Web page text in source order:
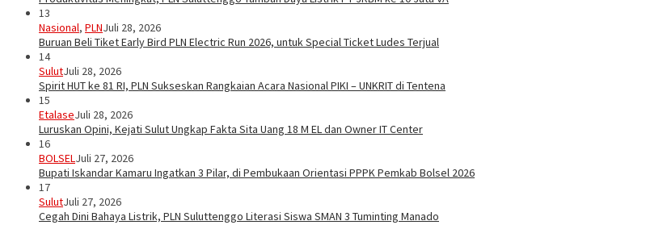
13
Nasional, PLNJuli 28, 2026
Buruan Beli Tiket Early Bird PLN Electric Run 2026, untuk Special Ticket Ludes Terjual
14
SulutJuli 28, 2026
Spirit HUT ke 81 RI, PLN Sukseskan Rangkaian Acara Nasional PIKI – UNKRIT di Tentena
15
EtalaseJuli 28, 2026
Luruskan Opini, Kejati Sulut Ungkap Fakta Sita Uang 18 M EL dan Owner IT Center
16
BOLSELJuli 27, 2026
Bupati Iskandar Kamaru Ingatkan 3 Pilar, di Pembukaan Orientasi PPPK Pemkab Bolsel 2026
17
SulutJuli 27, 2026
Cegah Dini Bahaya Listrik, PLN Suluttenggo Literasi Siswa SMAN 3 Tuminting Manado